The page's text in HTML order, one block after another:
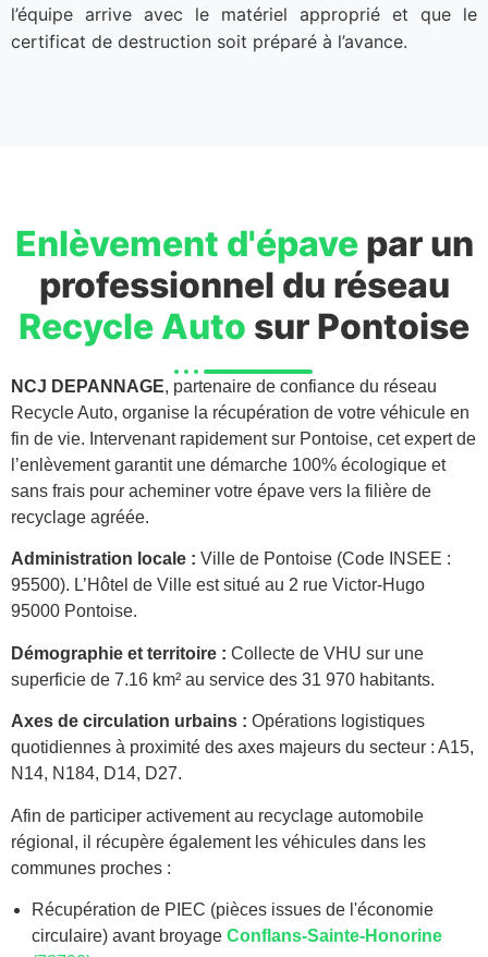
l’équipe arrive avec le matériel approprié et que le
certificat de destruction soit préparé à l’avance.
Enlèvement d'épavepar un
professionnel du réseau
Recycle Auto sur Pontoise
NCJ DEPANNAGE, partenaire de confiance du réseau
Recycle Auto, organise la récupération de votre véhicule en
fin de vie. Intervenant rapidement sur Pontoise, cet expert de
l’enlèvement garantit une démarche 100% écologique et
sans frais pour acheminer votre épave vers la filière de
recyclage agréée.
Administration locale : Ville de Pontoise (Code INSEE :
95500). L’Hôtel de Ville est situé au 2 rue Victor-Hugo
95000 Pontoise.
Démographie et territoire : Collecte de VHU sur une
superficie de 7.16 km² au service des 31 970 habitants.
Axes de circulation urbains : Opérations logistiques
quotidiennes à proximité des axes majeurs du secteur : A15,
N14, N184, D14, D27.
Afin de participer activement au recyclage automobile
régional, il récupère également les véhicules dans les
communes proches :
Récupération de PIEC (pièces issues de l'économie
circulaire) avant broyage Conflans-Sainte-Honorine